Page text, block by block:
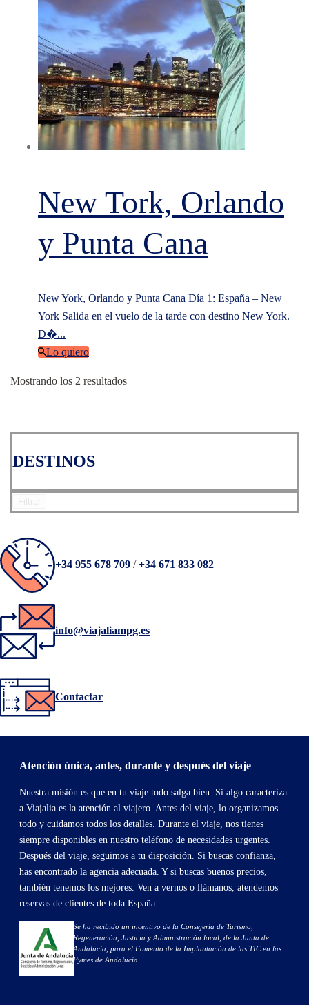
New Tork, Orlando
y Punta Cana
New York, Orlando y Punta Cana Día 1: España – New
York Salida en el vuelo de la tarde con destino New York.
D�...
Lo quiero
Mostrando los 2 resultadosOrdenado
últimos
DESTINOS
+34 955 678 709 /+34 671 833 082
info@viajaliampg.es
Contactar
Atención única, antes, durante y después del viaje
Nuestra misión es que en tu viaje todo salga bien. Si algo caracteriza
a Viajalia es la atención al viajero. Antes del viaje, lo organizamos
todo y cuidamos todos los detalles. Durante el viaje, nos tienes
siempre disponibles en nuestro teléfono de necesidades urgentes.
Después del viaje, seguimos a tu disposición. Si buscas confianza,
has encontrado la agencia adecuada. Y si buscas buenos precios,
también tenemos los mejores. Ven a vernos o llámanos, atendemos
reservas de clientes de toda España.
Se ha recibido un incentivo de la Consejería de Turismo,
Regeneración, Justicia y Administración local, de la Junta de
Andalucía, para el Fomento de la Implantación de las TIC en las
Pymes de Andalucía